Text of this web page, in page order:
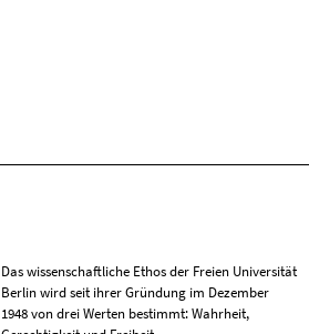
Das wissenschaftliche Ethos der Freien Universität
Berlin wird seit ihrer Gründung im Dezember
1948 von drei Werten bestimmt: Wahrheit,